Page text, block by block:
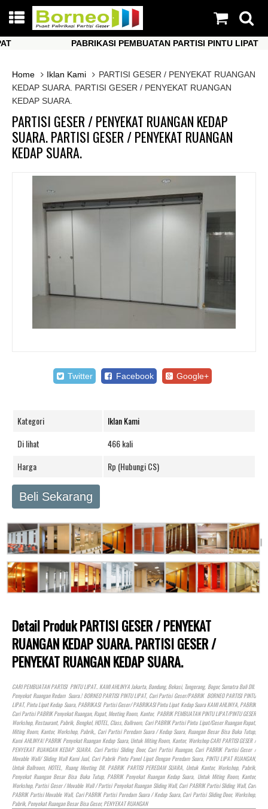
PABRIKASI PEMBUATAN PARTISI PINTU LIPAT
Home
Iklan Kami
PARTISI GESER / PENYEKAT RUANGAN
KEDAP SUARA. PARTISI GESER / PENYEKAT RUANGAN
KEDAP SUARA.
PARTISI GESER / PENYEKAT RUANGAN KEDAP
SUARA. PARTISI GESER / PENYEKAT RUANGAN
KEDAP SUARA.
Twitter Facebook Google+
Kategori
Iklan Kami
Di lihat
466 kali
Harga
Rp (Hubungi CS)
Beli Sekarang
Detail Produk PARTISI GESER / PENYEKAT
RUANGAN KEDAP SUARA. PARTISI GESER /
PENYEKAT RUANGAN KEDAP SUARA.
CARI PEMBUATAN PARTISI PINTU LIPAT.. KAMI AHLINYA Jakarta, Bandung, Bekasi, Tangerang, Bogor, Sumatra Bali Dll.
Penyekat Ruangan Redam Suara.! BORNEO PARTISI PINTU LIPAT, Cari Partisi Geser/PABRIK BORNEO PARTISI PINTU
LIPAT, Pintu Lipat Kedap Suara, PABRIKASI Partisi Geser/ PABRIKASI Pintu Lipat Kedap Suara KAMI AHLINYA, PABRIK
Cari Partisi PABRIK Penyekat Ruangan, Rapat, Meeting Room, Kantor, PABRIK PEMBUATAN PINTU LIPAT/PINTU GESER
Workshop, Restaurant, Pabrik, Bengkel,HOTEL, Class, Ballroom, Cari PABRIK Partisi Pintu Lipat/Geser Ruangan Rapat,
Miting Room, Kantor, Workshop, Pabrik,, Cari Partisi Peredam Suara / Kedap Suara, Ruangan Besar Bisa Buka Tutup,
Kami AHLINYA! PABRIK Penyekat Ruangan Kedap Suara, Untuk Miting Room, Kantor, Workshop CARI PARTISI GESER /
PENYEKAT RUANGAN KEDAP SUARA. Cari Partisi Sliding Door, Cari Partisi Ruangan, Cari PABRIK Partisi Geser /
Movable Wall/ Sliding Wall Kami Jual, Cari Pabrik Pintu Panel Lipat Dengan Peredam Suara, PINTU LIPAT RUANGAN,
Untuk Ballroom,HOTEL, Ruang Meeting Dll. PABRIK PARTISI PEREDAM SUARA, Untuk Kantor, Workshop, Pabrik,
Penyekat Ruangan Besar Bisa Buka Tutup, PABRIK Penyekat Ruangan Kedap Suara, Untuk Miting Room, Kantor,
Workshop, Partisi Geser / Movable Wall / Partisi Penyekat Ruangan Sliding Wall, Cari PABRIK Partisi Sliding Wall, Cari
PABRIK Partisi Movable Wall, Cari PABRIK Partisi Peredam Suara / Kedap Suara, Cari Partisi Sliding Door, Workshop,
Pabrik, Penyekat Ruangan Besar Bisa Geser, PENYEKAT RUANGAN